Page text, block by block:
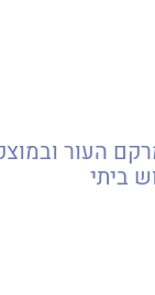
ביתי